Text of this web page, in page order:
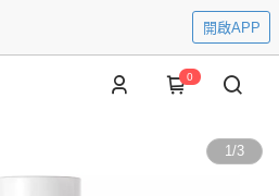
開啟APP
0
1/3